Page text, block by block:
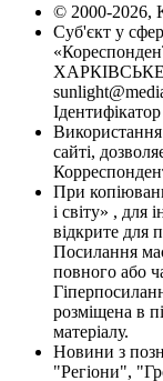
© 2000-2026,
Суб'єкт у
ХАРКІВСЬКЕ
Використання
сайті,
При
і світу» , для
відкрите для
Посилання
повного або
розміщена в
матеріалу.
Новини з
"Регіони",